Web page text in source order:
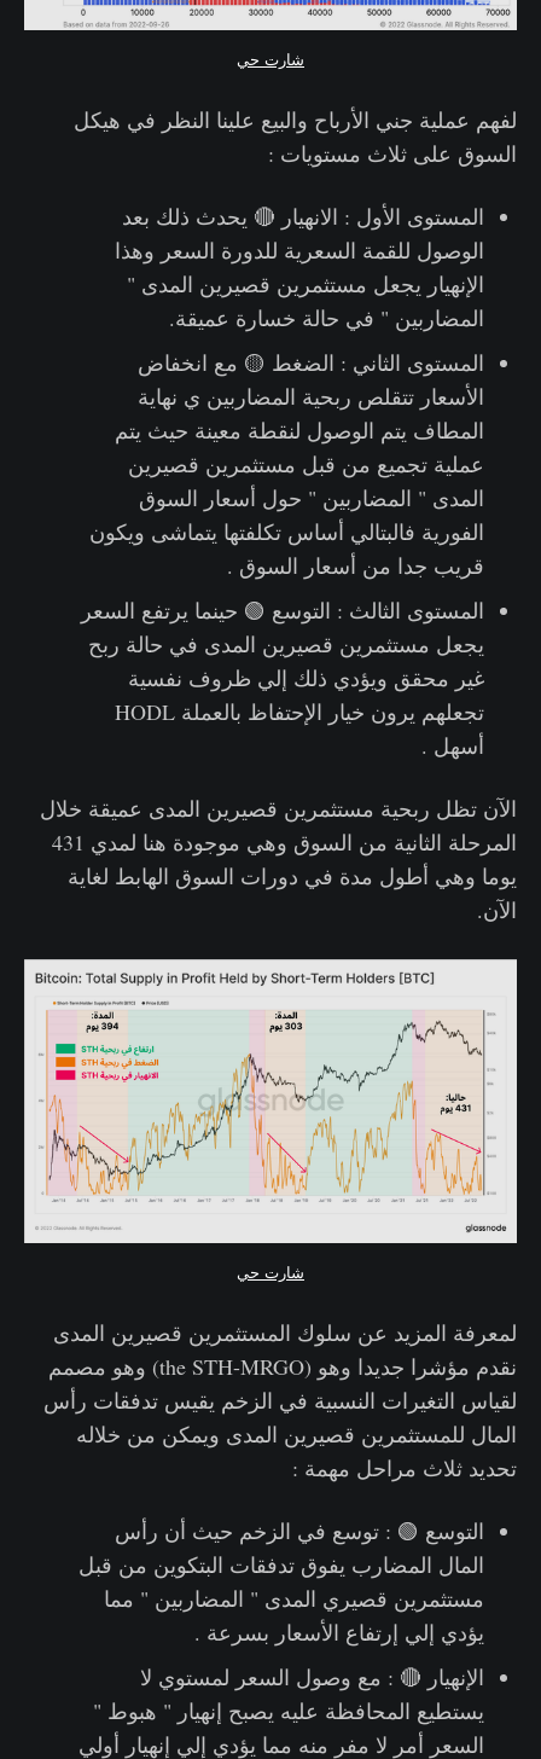
شارت حي
لفهم عملية جني الأرباح والبيع علينا النظر في هيكل
السوق على ثلاث مستويات :
المستوى الأول : الانهيار 🔴 يحدث ذلك بعد
الوصول للقمة السعرية للدورة السعر وهذا
الإنهيار يجعل مستثمرين قصيرين المدى "
المضاربين " في حالة خسارة عميقة.
المستوى الثاني : الضغط 🟡 مع انخفاض
الأسعار تتقلص ربحية المضاربين ي نهاية
المطاف يتم الوصول لنقطة معينة حيث يتم
عملية تجميع من قبل مستثمرين قصيرين
المدى " المضاربين " حول أسعار السوق
الفورية فالبتالي أساس تكلفتها يتماشى ويكون
قريب جدا من أسعار السوق .
المستوى الثالث : التوسع 🟢 حينما يرتفع السعر
يجعل مستثمرين قصيرين المدى في حالة ربح
غير محقق ويؤدي ذلك إلي ظروف نفسية
تجعلهم يرون خيار الإحتفاظ بالعملة HODL
أسهل .
الآن تظل ربحية مستثمرين قصيرين المدى عميقة خلال
المرحلة الثانية من السوق وهي موجودة هنا لمدي 431
يوما وهي أطول مدة في دورات السوق الهابط لغاية
الآن.
شارت حي
لمعرفة المزيد عن سلوك المستثمرين قصيرين المدى
نقدم مؤشرا جديدا وهو (the STH-MRGO) وهو مصمم
لقياس التغيرات النسبية في الزخم يقيس تدفقات رأس
المال للمستثمرين قصيرين المدى ويمكن من خلاله
تحديد ثلاث مراحل مهمة :
التوسع 🟢 : توسع في الزخم حيث أن رأس
المال المضارب يفوق تدفقات البتكوين من قبل
مستثمرين قصيري المدى " المضاربين " مما
يؤدي إلي إرتفاع الأسعار بسرعة .
الإنهيار 🔴 : مع وصول السعر لمستوي لا
يستطيع المحافظة عليه يصبح إنهيار " هبوط "
السعر أمر لا مفر منه مما يؤدي إلي إنهيار أولي